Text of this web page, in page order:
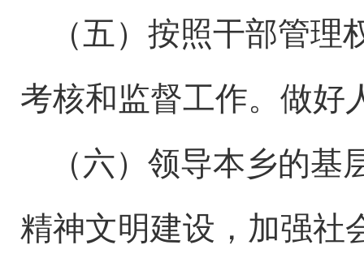
（五）按照干部管
考核和监督工作。做好
（六）领导本乡的
精神文明建设，加强社